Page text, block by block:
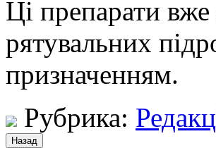
Ці препарати
рятувальних
призначенням.
Рубрика: